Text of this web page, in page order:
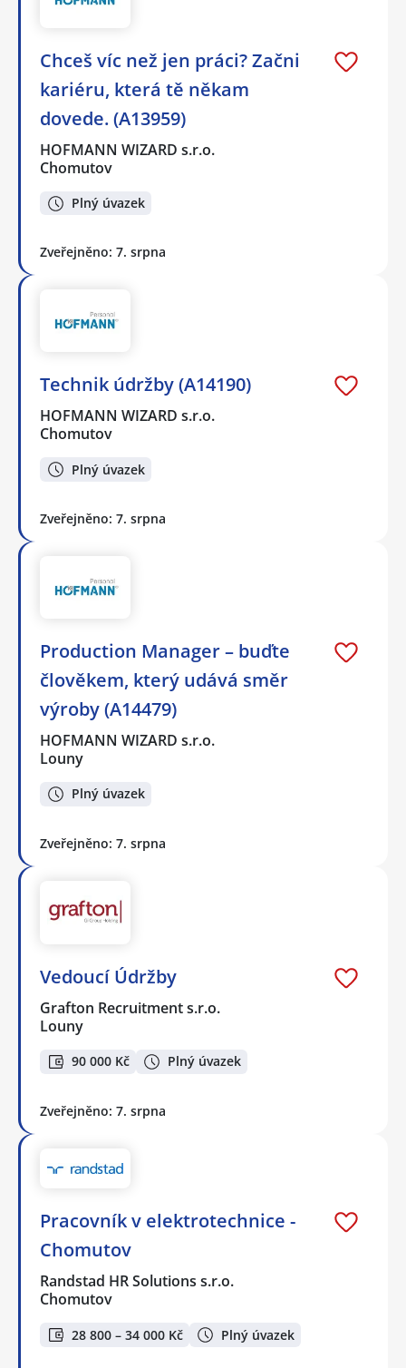
Chceš víc než jen práci? Začni
kariéru, která tě někam
dovede. (A13959)
HOFMANN WIZARD s.r.o.
Chomutov
Plný úvazek
Zveřejněno: 7. srpna
Technik údržby (A14190)
HOFMANN WIZARD s.r.o.
Chomutov
Plný úvazek
Zveřejněno: 7. srpna
Production Manager – buďte
člověkem, který udává směr
výroby (A14479)
HOFMANN WIZARD s.r.o.
Louny
Plný úvazek
Zveřejněno: 7. srpna
Vedoucí Údržby
Grafton Recruitment s.r.o.
Louny
90 000 Kč Plný úvazek
Zveřejněno: 7. srpna
Pracovník v elektrotechnice -
Chomutov
Randstad HR Solutions s.r.o.
Chomutov
28 800 – 34 000 Kč Plný úvazek